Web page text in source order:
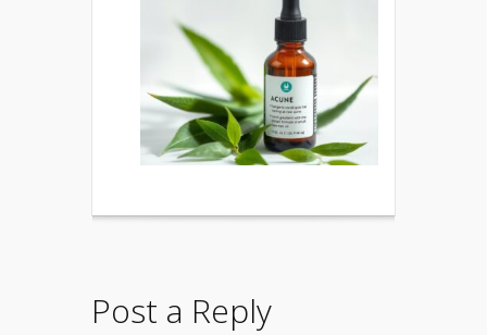
Post a Reply